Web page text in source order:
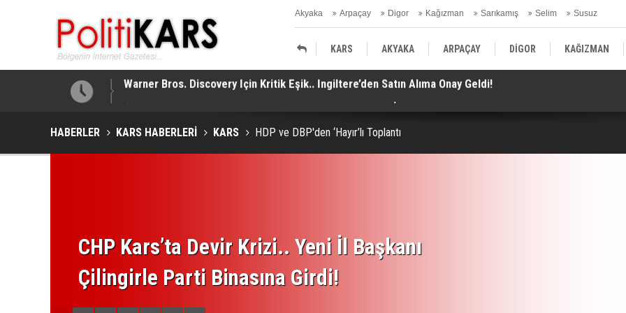
Akyaka Arpaçay Digor Kağızman Sarıkamış Selim Susuz
Kars Gündem
KARS AKYAKA ARPAÇAY DİGOR KAĞIZMAN
SELİM SUSUZ KARS GÜNDEM
Iğdır’da Dijital Medya Çalıştayı.. Bakan Gürlek Gündeme İlişkin Soruları Yanıtladı!
HABERLER KARS HABERLERİ KARS HDP ve DBP'den ‘Hayır’lı Toplantı
CHP Kars’ta Devir Krizi.. Yeni İl Başkanı
Çilingirle Parti Binasına Girdi!